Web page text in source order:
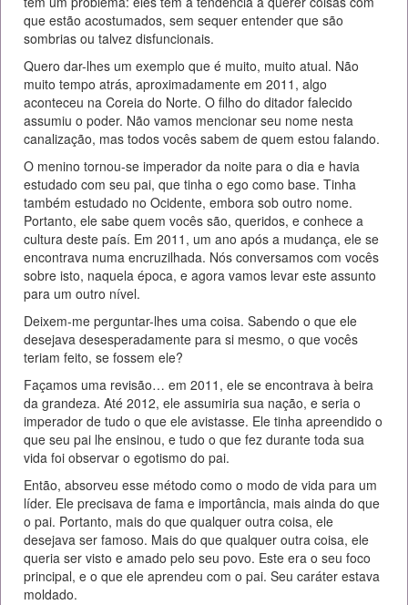
que estão acostumados, sem sequer entender que são
sombrias ou talvez disfuncionais.
Quero dar-lhes um exemplo que é muito, muito atual. Não
muito tempo atrás, aproximadamente em 2011, algo
aconteceu na Coreia do Norte. O filho do ditador falecido
assumiu o poder. Não vamos mencionar seu nome nesta
canalização, mas todos vocês sabem de quem estou falando.
O menino tornou-se imperador da noite para o dia e havia
estudado com seu pai, que tinha o ego como base. Tinha
também estudado no Ocidente, embora sob outro nome.
Portanto, ele sabe quem vocês são, queridos, e conhece a
cultura deste país. Em 2011, um ano após a mudança, ele se
encontrava numa encruzilhada. Nós conversamos com vocês
sobre isto, naquela época, e agora vamos levar este assunto
para um outro nível.
Deixem-me perguntar-lhes uma coisa. Sabendo o que ele
desejava desesperadamente para si mesmo, o que vocês
teriam feito, se fossem ele?
Façamos uma revisão… em 2011, ele se encontrava à beira
da grandeza. Até 2012, ele assumiria sua nação, e seria o
imperador de tudo o que ele avistasse. Ele tinha apreendido o
que seu pai lhe ensinou, e tudo o que fez durante toda sua
vida foi observar o egotismo do pai.
Então, absorveu esse método como o modo de vida para um
líder. Ele precisava de fama e importância, mais ainda do que
o pai. Portanto, mais do que qualquer outra coisa, ele
desejava ser famoso. Mais do que qualquer outra coisa, ele
queria ser visto e amado pelo seu povo. Este era o seu foco
principal, e o que ele aprendeu com o pai. Seu caráter estava
moldado.